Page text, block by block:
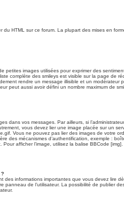
du HTML sur ce forum. La plupart des mises en
petites images utilisées pour exprimer des
complète des smileys est visible sur la page de
rendre un message illisible et un modérateur
peut aussi avoir défini un nombre maximum de
dans vos messages. Par ailleurs, si
vous devez lier une image placée sur un
Vous ne pouvez pas lier des images de votre
des mécanismes d’authentification, exemple :
afficher l’image, utilisez la balise BBCode [img].
?
des informations importantes que vous devez lire
panneau de l’utilisateur. La possibilité de publier